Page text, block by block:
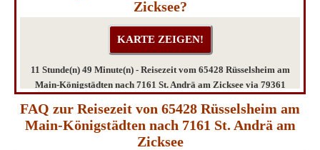
Zicksee?
11 Stunde(n) 49 Minute(n) - Reisezeit vom 65428 Rüsselsheim am
Main-Königstädten nach 7161 St. Andrä am Zicksee via 79361
FAQ zur Reisezeit von 65428 Rüsselsheim am
Main-Königstädten nach 7161 St. Andrä am
Zicksee